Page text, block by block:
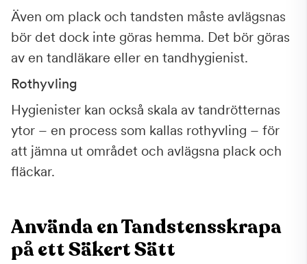
Även om plack och tandsten måste avlägsnas
bör det dock inte göras hemma. Det bör göras
av en tandläkare eller en tandhygienist.
Rothyvling
Hygienister kan också skala av tandrötternas
ytor – en process som kallas rothyvling – för
att jämna ut området och avlägsna plack och
fläckar.
Använda en Tandstensskrapa
på ett Säkert Sätt